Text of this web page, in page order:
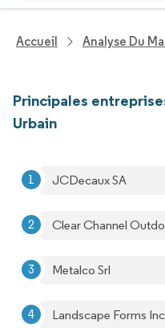
Accueil Analyse Du
Principales
Urbain
JCDecaux SA
Clear Channel
Metalco Srl
Landscape Forms Inc